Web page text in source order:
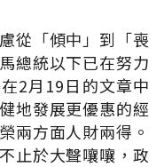
從「傾中」到「喪
總統以下已在努力
2月19日的文章中
地發展更優惠的經
兩方面人財兩得。
止於大聲嚷嚷，政